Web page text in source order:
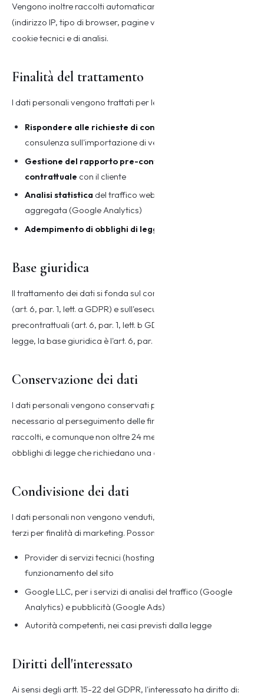
Vengono inoltre raccolti automaticamente dati di navigazione
(indirizzo IP, tipo di browser, pagine visitate) attraverso i
cookie tecnici e di analisi.
Finalità del trattamento
I dati personali vengono trattati per le seguenti finalità:
Rispondere alle richieste di contatto
consulenza sull'importazione di veicoli
Gestione del rapporto pre-contrattuale e
contrattuale con il cliente
Analisi statistica del traffico web in forma anonima e
aggregata (Google Analytics)
Adempimento di obblighi di legge
Base giuridica
Il trattamento dei dati si fonda sul consenso dell'interessato
(art. 6, par. 1, lett. a GDPR) e sull'esecuzione di misure
precontrattuali (art. 6, par. 1, lett. b GDPR). Per gli obblighi di
legge, la base giuridica è l'art. 6, par. 1, lett. c GDPR.
Conservazione dei dati
I dati personali vengono conservati per il tempo strettamente
necessario al perseguimento delle finalità per cui sono stati
raccolti, e comunque non oltre 24 mesi dalla raccolta, salvo
obblighi di legge che richiedano una conservazione più lunga.
Condivisione dei dati
I dati personali non vengono venduti, ceduti o comunicati a
terzi per finalità di marketing. Possono essere comunicati a:
Provider di servizi tecnici (hosting, email) necessari al
funzionamento del sito
Google LLC, per i servizi di analisi del traffico (Google
Analytics) e pubblicità (Google Ads)
Autorità competenti, nei casi previsti dalla legge
Diritti dell'interessato
Ai sensi degli artt. 15-22 del GDPR, l'interessato ha diritto di: